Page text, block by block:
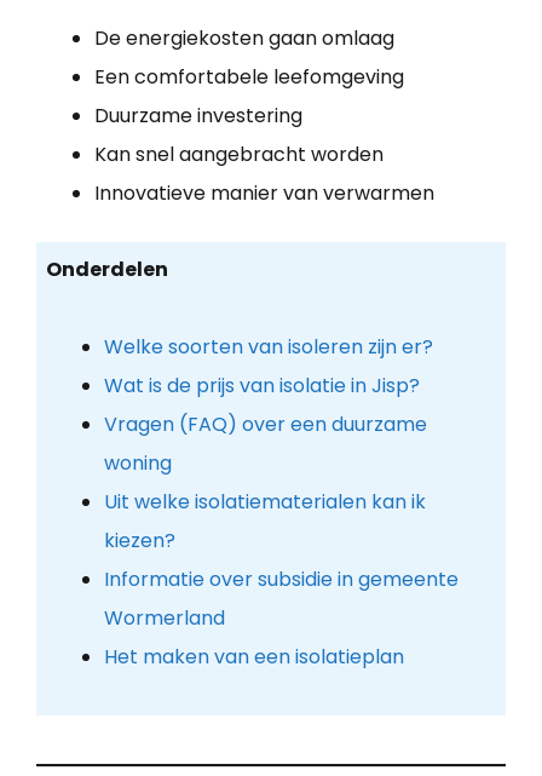
De energiekosten gaan omlaag
Een comfortabele leefomgeving
Duurzame investering
Kan snel aangebracht worden
Innovatieve manier van verwarmen
Onderdelen
Welke soorten van isoleren zijn er?
Wat is de prijs van isolatie in Jisp?
Vragen (FAQ) over een duurzame
woning
Uit welke isolatiematerialen kan ik
kiezen?
Informatie over subsidie in gemeente
Wormerland
Het maken van een isolatieplan